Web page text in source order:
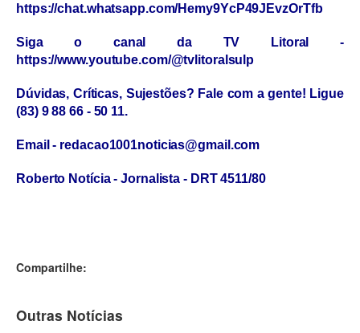
https://chat.whatsapp.com/Hemy9YcP49JEvzOrTfb
Siga o canal da TV Litoral -
https://www.youtube.com/@tvlitoralsulp
Dúvidas, Críticas, Sujestões? Fale com a gente! Ligue
(83) 9 88 66 - 50 11.
Email - redacao1001noticias@gmail.com
Roberto Notícia - Jornalista - DRT 4511/80
Compartilhe:
Outras Notícias